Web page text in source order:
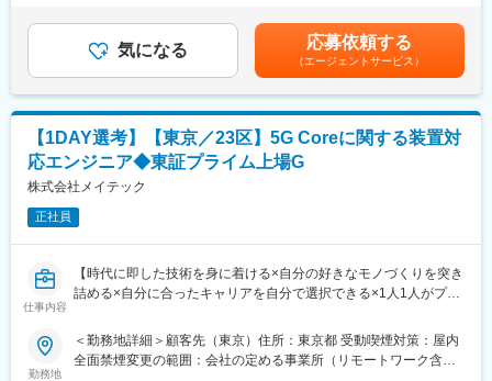
・システム開発を経験した後に、PJ全体の管理などのマネージメ
ントを推進するポジションや、自身の専門性を活かした技術に特
化したポジションへのキャリアパスが多い。
変更の範囲：会社の定める業務
・開発/評価に関わる準備、レポート作成など
・インターフェース仕様書の設計
■製品
通信機器
オシロスコープ、スペクトラムアナライザ
2023年1月1日に誕生したパーソルクロステクノロジーは、人と組
織の生産性の向上および、エンジニアの多様なはたらき方を追求
いります。
研究開発・ものづくりの領域においては自動車・航空宇宙関連機
給・昇格：年1回（4月）■残業手当：残業時間に応じて別途支給
賃金はあくまでも目安の金額であり、選考を通じて上下する可能
性があります。月給(月額)は固定手当を含めた表記です。
気になる 応募依頼する
（エージェントサービス）
【1DAY選考】【東京／23区】5G Coreに関する装置対
応エンジニア◆東証プライム上場G
株式会社メイテック
正社員
仕事内容
【時代に即した技術を身に着ける×自分の好きなモノづくりを突き
詰める×自分に合ったキャリアを自分で選択できる×1人1人がプロ
■職務内容：
Network Business（通信基地局など）5Gなどの通信基地局を事業
勤務地
＜勤務地詳細＞顧客先（東京）住所：東京都 受動喫煙対策：屋内
全面禁煙変更の範囲：会社の定める事業所（リモートワーク含